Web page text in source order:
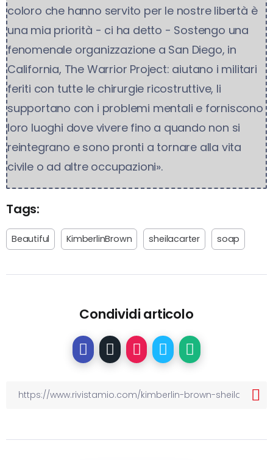
coloro che hanno servito per le nostre libertà è
una mia priorità - ci ha detto - Sostengo una
fenomenale organizzazione a San Diego, in
California, The Warrior Project: aiutano i militari
feriti con tutte le chirurgie ricostruttive, li
supportano con i problemi mentali e forniscono
loro luoghi dove vivere fino a quando non si
reintegrano e sono pronti a tornare alla vita
civile o ad altre occupazioni».
Tags:
Beautiful KimberlinBrown sheilacarter soap
Condividi articolo